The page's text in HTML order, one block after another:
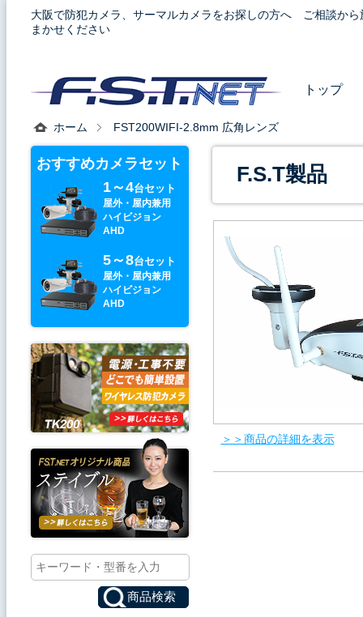
大阪で防犯カメラ、サーマルカメラをお探しの方へ ご相談か
まかせください
トップ
ホーム FST200WIFI-2.8mm 広角レンズ
おすすめカメラセット
1～4台セット
屋外・屋内兼用
ハイビジョン
AHD
5～8台セット
屋外・屋内兼用
ハイビジョン
AHD
F.S.T製品
＞＞商品の詳細を表示